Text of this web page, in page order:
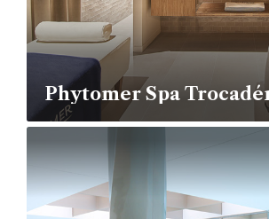
Phytomer Spa